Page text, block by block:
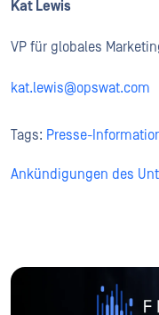
Kat Lewis
VP für globales
kat.lewis@opswat.com
Tags: Presse-
Ankündigungen des